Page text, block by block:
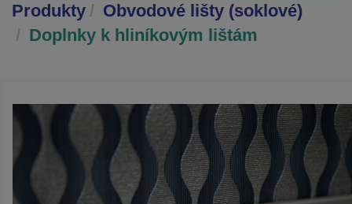
Produkty
Obvodové lišty (soklové)
Doplnky k hliníkovým lištám